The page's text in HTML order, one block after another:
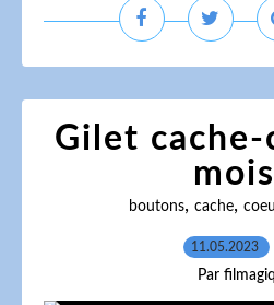
Gilet
boutons, cache,
11.05.2023
Par